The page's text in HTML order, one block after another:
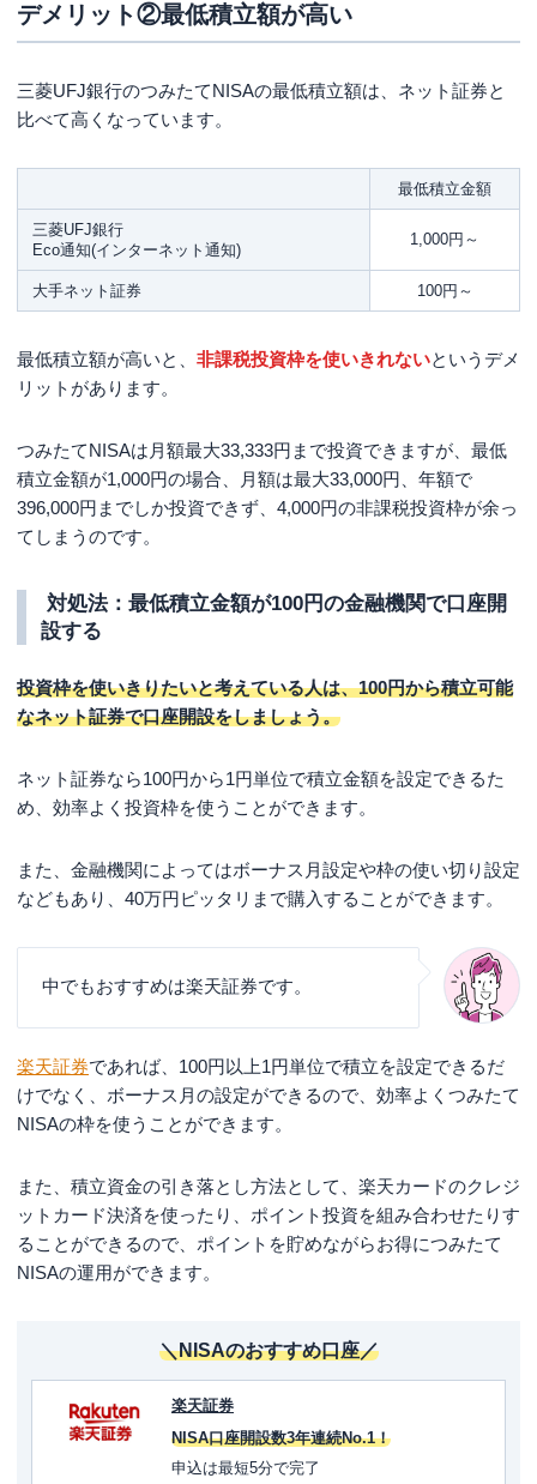
デメリット②最低積立額が高い
三菱UFJ銀行のつみたてNISAの最低積立額は、ネット証券と
比べて高くなっています。
最低積立金額
三菱UFJ銀行
Eco通知(インターネット通知)
1,000円～
大手ネット証券 100円～
最低積立額が高いと、 非課税投資枠を使いきれないというデメ
リットがあります。
つみたてNISAは月額最大33,333円まで投資できますが、最低
積立金額が1,000円の場合、月額は最大33,000円、年額で
396,000円までしか投資できず、4,000円の非課税投資枠が余っ
てしまうのです。
対処法：最低積立金額が100円の金融機関で口座開
設する
投資枠を使いきりたいと考えている人は、100円から積立可能
なネット証券で口座開設をしましょう。
ネット証券なら100円から1円単位で積立金額を設定できるた
め、効率よく投資枠を使うことができます。
また、金融機関によってはボーナス月設定や枠の使い切り設定
などもあり、40万円ピッタリまで購入することができます。
中でもおすすめは楽天証券です。
楽天証券であれば、100円以上1円単位で積立を設定できるだ
けでなく、ボーナス月の設定ができるので、効率よくつみたて
NISAの枠を使うことができます。
また、積立資金の引き落とし方法として、楽天カードのクレジ
ットカード決済を使ったり、ポイント投資を組み合わせたりす
ることができるので、ポイントを貯めながらお得につみたて
NISAの運用ができます。
＼NISAのおすすめ口座／
楽天証券
NISA口座開設数3年連続No.1！
申込は最短5分で完了